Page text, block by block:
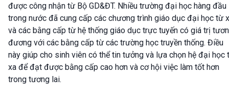
được công nhận từ Bộ GD&ĐT. Nhiều trường đại học hàng đầu
trong nước đã cung cấp các chương trình giáo dục đại học từ
và các bằng cấp từ hệ thống giáo dục trực tuyến có giá trị
đương với các bằng cấp từ các trường học truyền thống. Điều
này giúp cho sinh viên có thể tin tưởng và lựa chọn hệ đại học
xa để đạt được bằng cấp cao hơn và cơ hội việc làm tốt hơn
trong tương lai.